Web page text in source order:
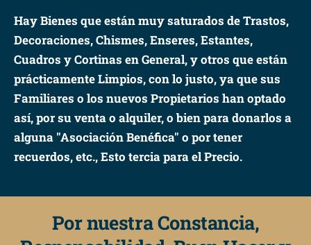
Hay Bienes que están muy saturados de Trastos,
Decoraciones, Chismes, Enseres, Estantes,
Cuadros y Cortinas en General, y otros que están
prácticamente Limpios, con lo justo, ya que sus
Familiares o los nuevos Propietarios han optado
así, por su venta o alquiler, o bien para donarlos a
alguna "Asociación Benéfica" o por tener
recuerdos, etc., Esto tercia para el Precio.
Por nuestra Constancia,